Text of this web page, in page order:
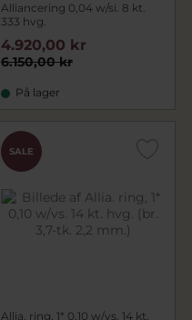
Alliancering 0,04 w/si. 8 kt.
333 hvg.
6.150,00 kr
4.920,00 kr
På lager
SALE
Allia. ring, 1* 0,10 w/vs. 14 kt.